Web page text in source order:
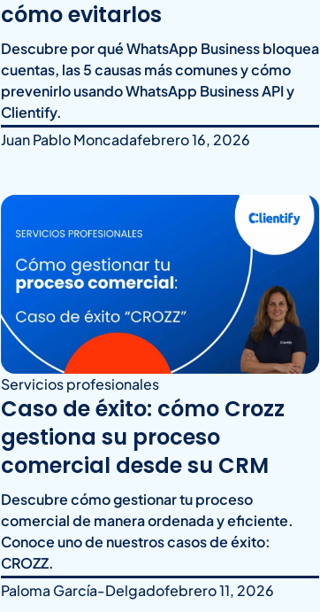
cómo evitarlos
Descubre por qué WhatsApp Business bloquea
cuentas, las 5 causas más comunes y cómo
prevenirlo usando WhatsApp Business API y
Clientify.
Juan Pablo Moncadafebrero 16, 2026
Servicios profesionales
Caso de éxito: cómo Crozz
gestiona su proceso
comercial desde su CRM
Descubre cómo gestionar tu proceso
comercial de manera ordenada y eficiente.
Conoce uno de nuestros casos de éxito:
CROZZ.
Paloma García-Delgadofebrero 11, 2026